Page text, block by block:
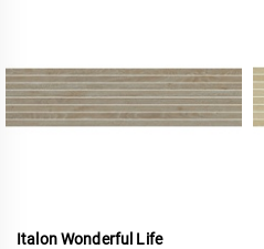
Italon Wonderful Life